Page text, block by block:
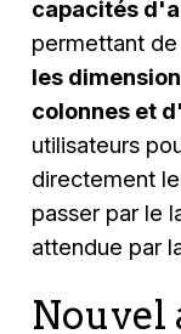
capacités
permettant de
les
colonnes et
utilisateurs
directement
passer par le
attendue par
Nouvel